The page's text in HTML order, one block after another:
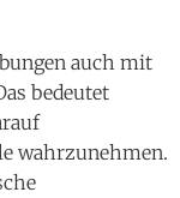
auch mit
bedeutet
wahrzunehmen.